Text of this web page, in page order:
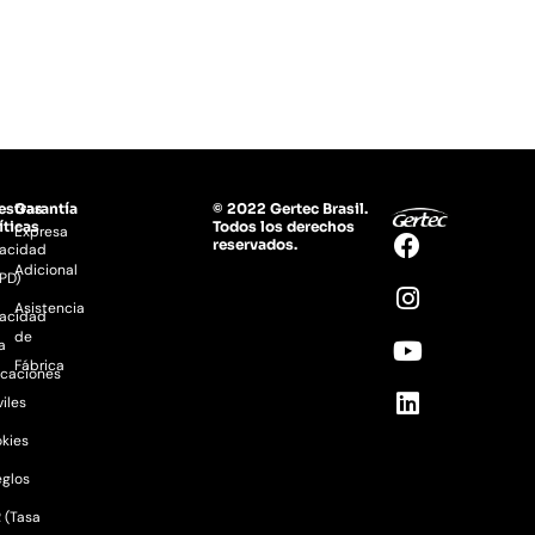
(Tasa
Garantía
Expresa
Adicional
Asistencia
de
Fábrica
© 2022 Gertec Brasil.
Todos los derechos
reservados.